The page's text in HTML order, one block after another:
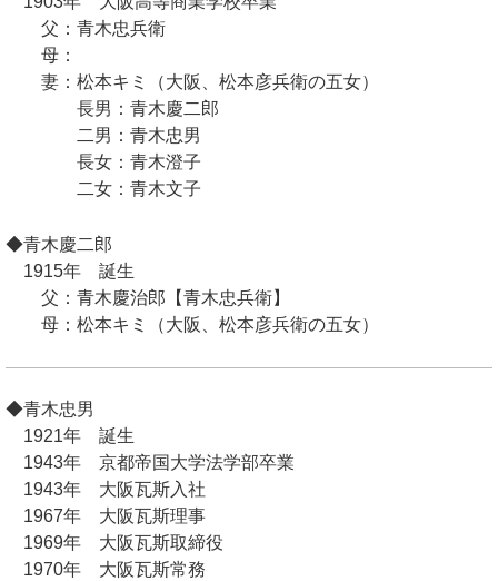
父：青木忠兵衛
母：
妻：松本キミ（大阪、松本彦兵衛の五女）
長男：青木慶二郎
二男：青木忠男
長女：青木澄子
二女：青木文子
◆青木慶二郎
1915年 誕生
父：青木慶治郎【青木忠兵衛】
母：松本キミ（大阪、松本彦兵衛の五女）
◆青木忠男
1921年 誕生
1943年 京都帝国大学法学部卒業
1943年 大阪瓦斯入社
1967年 大阪瓦斯理事
1969年 大阪瓦斯取締役
1970年 大阪瓦斯常務